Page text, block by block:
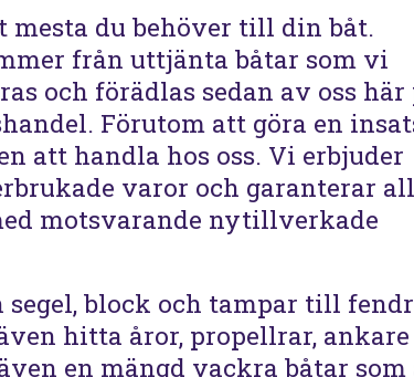
mesta du behöver till din båt.
från uttjänta båtar som vi
och förädlas sedan av oss här
Förutom att göra en
att handla hos oss. Vi erbjuder
varor och garanterar
motsvarande nytillverkade
block och tampar till
hitta åror, propellrar, ankare
en mängd vackra båtar som